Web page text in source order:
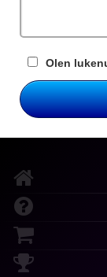
Olen